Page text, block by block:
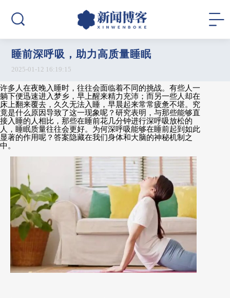
睡前深呼吸，助力高质量睡眠
2025-01-12 16:19:15
许多人在夜晚入睡时，往往会面临着不同的挑战。有些人一
躺下便迅速进入梦乡，早上醒来精力充沛；而另一些人却在
床上翻来覆去，久久无法入睡，早晨起来常常疲惫不堪。究
竟是什么原因导致了这一现象呢？研究表明，与那些能够直
接入睡的人相比，那些在睡前花几分钟进行深呼吸放松的
人，睡眠质量往往会更好。为何深呼吸能够在睡前起到如此
显著的作用呢？答案隐藏在我们身体和大脑的神秘机制之
中。